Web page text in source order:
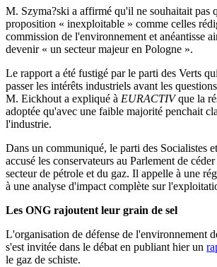
M. Szyma?ski a affirmé qu'il ne souhaitait pas
proposition « inexploitable » comme celles
commission de l'environnement et anéantisse
devenir « un secteur majeur en Pologne ».
Le rapport a été fustigé par le parti des Verts
passer les intérêts industriels avant les
M. Eickhout a expliqué à EURACTIVque la
adoptée qu'avec une faible majorité penchait
l'industrie.
Dans un communiqué, le parti des Socialistes
accusé les conservateurs au Parlement de
secteur de pétrole et du gaz. Il appelle à une
à une analyse d'impact complète sur
Les ONG rajoutent leur grain de sel
L'organisation de défense de l'environnement
s'est invitée dans le débat en publiant hier un
le gaz de schiste.